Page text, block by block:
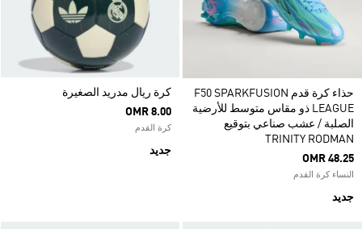
حذاء كرة قدم F50 SPARKFUSION
LEAGUE ذو مقاس متوسط للأرضية
الصلبة / عشب صناعي بتوقيع
TRINITY RODMAN
OMR 48.25
النساء كرة القدم
جديد
كرة ريال مدريد الصغيرة
OMR 8.00
كرة القدم
جديد